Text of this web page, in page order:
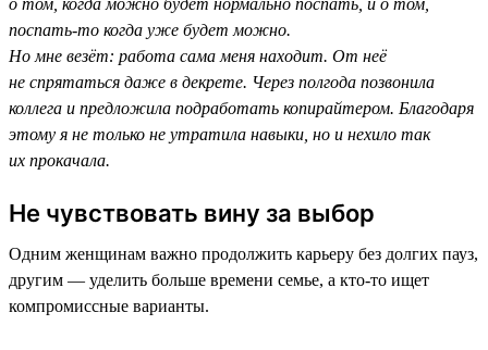
поспать-то когда уже будет можно.
Но мне везёт: работа сама меня находит. От неё
не спрятаться даже в декрете. Через полгода позвонила
коллега и предложила подработать копирайтером. Благодаря
этому я не только не утратила навыки, но и нехило так
их прокачала.
Не чувствовать вину за выбор
Одним женщинам важно продолжить карьеру без долгих пауз,
другим — уделить больше времени семье, а кто-то ищет
компромиссные варианты.